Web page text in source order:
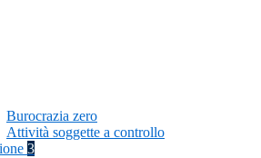
Burocrazia zero
Attività soggette a controllo
3